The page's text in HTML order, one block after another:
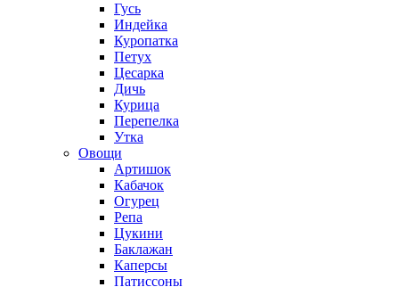
Гусь
Индейка
Куропатка
Петух
Цесарка
Дичь
Курица
Перепелка
Утка
Овощи
Артишок
Кабачок
Огурец
Репа
Цукини
Баклажан
Каперсы
Патиссоны